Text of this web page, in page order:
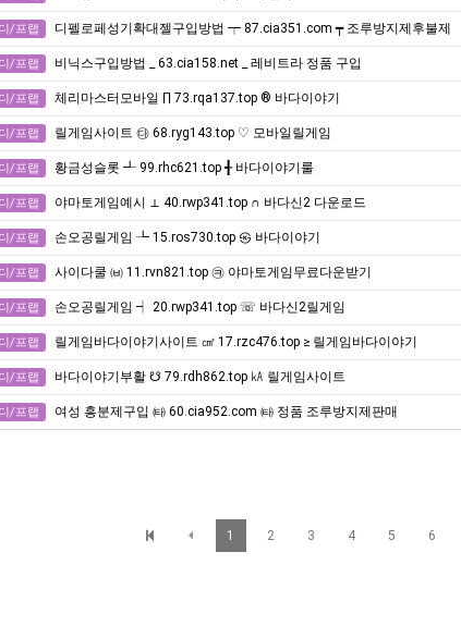
/프랩 디펠로페성기확대젤구입방법 ┯ 87.cia351.com ┯ 조루방지제후불제
/프랩 비닉스구입방법 _ 63.cia158.net _ 레비트라 정품 구입
/프랩 체리마스터모바일 ∏ 73.rqa137.top ® 바다이야기
/프랩 릴게임사이트 ㉰ 68.ryg143.top ♡ 모바일릴게임
/프랩 황금성슬롯 ┹ 99.rhc621.top ╉ 바다이야기룰
/프랩 야마토게임예시 ⊥ 40.rwp341.top ∩ 바다신2 다운로드
/프랩 손오공릴게임 ┺ 15.ros730.top ㉿ 바다이야기
/프랩 사이다쿨 ㈅ 11.rvn821.top ㉪ 야마토게임무료다운받기
/프랩 손오공릴게임 ┥ 20.rwp341.top ☏ 바다신2릴게임
/프랩 릴게임바다이야기사이트 ㎤ 17.rzc476.top ≥ 릴게임바다이야기
/프랩 바다이야기부활 ☋ 79.rdh862.top ㎄ 릴게임사이트
/프랩 여성 흥분제구입 ㈙ 60.cia952.com ㈙ 정품 조루방지제판매
1 2 3 4 5 6